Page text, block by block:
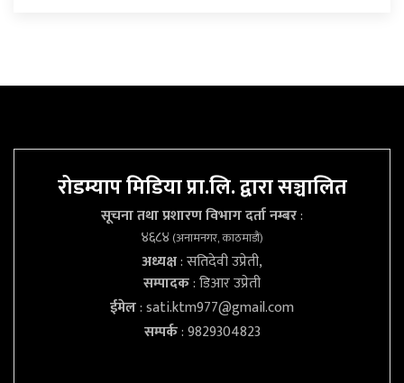
रोडम्याप मिडिया प्रा.लि. द्वारा सञ्चालित
सूचना तथा प्रशारण विभाग दर्ता नम्बर:
४६८४(अनामनगर, काठमाडौं)
अध्यक्ष: सतिदेवी उप्रेती,
सम्पादक: डिआर उप्रेती
ईमेल:sati.ktm977@gmail.com
सम्पर्क: 9829304823